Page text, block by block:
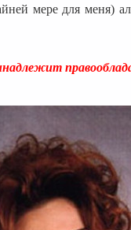
мере для меня)